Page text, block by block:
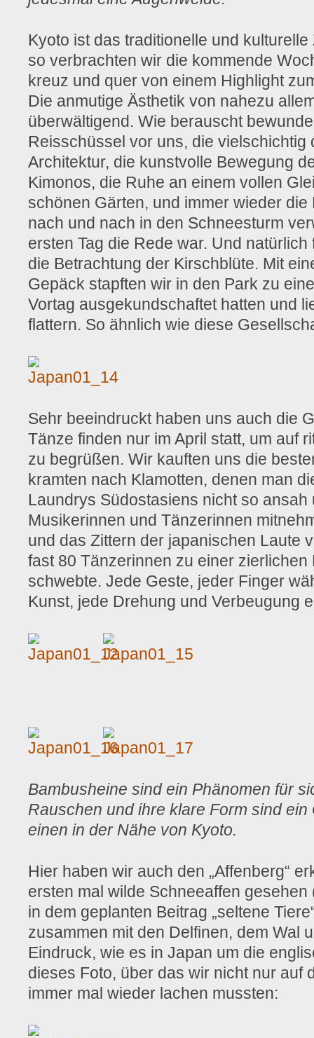
Kyoto ist das traditionelle und
so verbrachten wir die kommende
kreuz und quer von einem Highlight
Die anmutige Ästhetik von nahezu
überwältigend. Wie berauscht
Reisschüssel vor uns, die vielschichtig
Architektur, die kunstvolle Bewegung
Kimonos, die Ruhe an einem vollen
schönen Gärten, und immer wieder
nach und nach in den Schneesturm
ersten Tag die Rede war. Und
die Betrachtung der Kirschblüte. Mit
Gepäck stapften wir in den Park zu
Vortag ausgekundschaftet hatten und
flattern. So ähnlich wie diese
Sehr beeindruckt haben uns auch die
Tänze finden nur im April statt, um auf
zu begrüßen. Wir kauften uns die
kramten nach Klamotten, denen man
Laundrys Südostasiens nicht so
Musikerinnen und Tänzerinnen
und das Zittern der japanischen Laute
fast 80 Tänzerinnen zu einer
schwebte. Jede Geste, jeder Finger
Kunst, jede Drehung und Verbeugung
Bambusheine sind ein Phänomen für
Rauschen und ihre klare Form sind
einen in der Nähe von Kyoto.
Hier haben wir auch den „Affenberg“
ersten mal wilde Schneeaffen
in dem geplanten Beitrag „seltene
zusammen mit den Delfinen, dem Wal
Eindruck, wie es in Japan um die
dieses Foto, über das wir nicht nur auf
immer mal wieder lachen mussten: